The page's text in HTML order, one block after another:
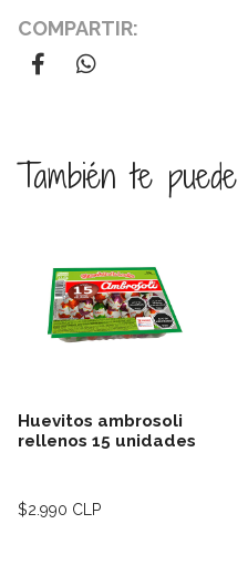
COMPARTIR:
También te
Huevitos ambrosoli
rellenos 15 unidades
$2.990 CLP